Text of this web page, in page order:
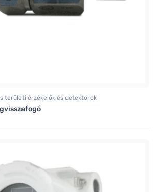
területi érzékelők és detektorok